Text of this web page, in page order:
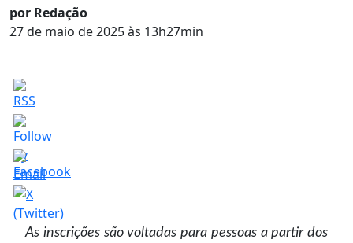
por Redação
27 de maio de 2025 às 13h27min
As inscrições são voltadas para pessoas a partir dos